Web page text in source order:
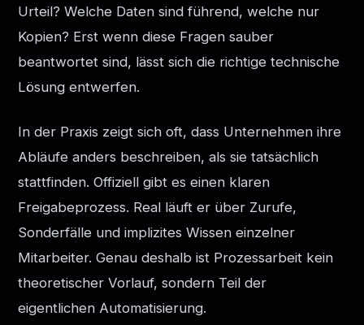
Urteil? Welche Daten sind führend, welche nur
Kopien? Erst wenn diese Fragen sauber
beantwortet sind, lässt sich die richtige technische
Lösung entwerfen.
In der Praxis zeigt sich oft, dass Unternehmen ihre
Abläufe anders beschreiben, als sie tatsächlich
stattfinden. Offiziell gibt es einen klaren
Freigabeprozess. Real läuft er über Zurufe,
Sonderfälle und implizites Wissen einzelner
Mitarbeiter. Genau deshalb ist Prozessarbeit kein
theoretischer Vorlauf, sondern Teil der
eigentlichen Automatisierung.